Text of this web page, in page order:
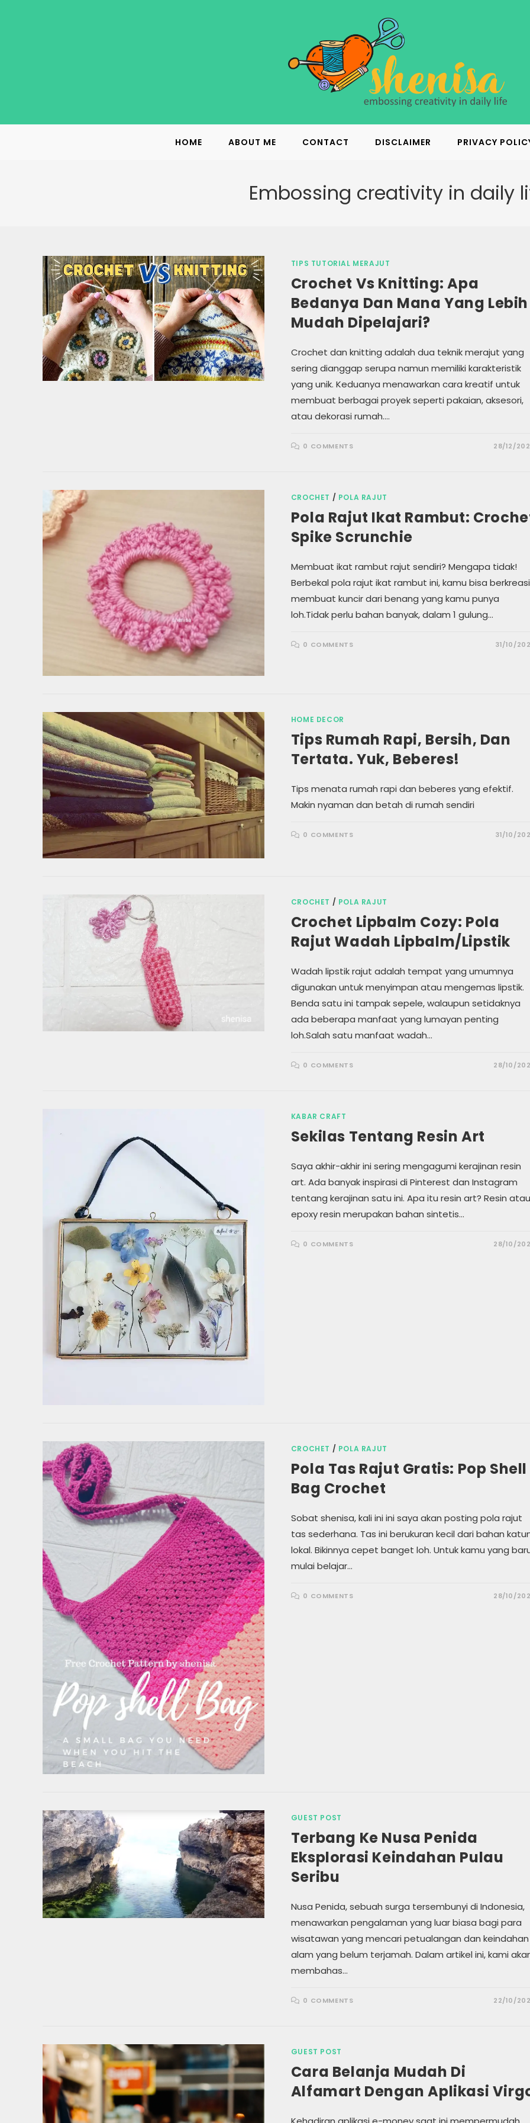
HOME ABOUT ME CONTACT DISCLAIMER PRIVACY
Embossing creativity in daily
TIPS TUTORIAL MERAJUT
Crochet Vs Knitting: Apa
Bedanya Dan Mana Yang Lebih
Mudah Dipelajari?
Crochet dan knitting adalah dua teknik merajut yang
sering dianggap serupa namun memiliki karakteristik
yang unik. Keduanya menawarkan cara kreatif untuk
membuat berbagai proyek seperti pakaian, aksesori,
atau dekorasi rumah.…
0 COMMENTS 28/12/
CROCHET / POLA RAJUT
Pola Rajut Ikat Rambut:
Spike Scrunchie
Membuat ikat rambut rajut sendiri? Mengapa tidak!
Berbekal pola rajut ikat rambut ini, kamu bisa berkreasi
membuat kuncir dari benang yang kamu punya
loh.Tidak perlu bahan banyak, dalam 1 gulung…
0 COMMENTS 31/10/
HOME DECOR
Tips Rumah Rapi, Bersih, Dan
Tertata. Yuk, Beberes!
Tips menata rumah rapi dan beberes yang efektif.
Makin nyaman dan betah di rumah sendiri
0 COMMENTS 31/10/
CROCHET / POLA RAJUT
Crochet Lipbalm Cozy: Pola
Rajut Wadah Lipbalm/Lipstik
Wadah lipstik rajut adalah tempat yang umumnya
digunakan untuk menyimpan atau mengemas lipstik.
Benda satu ini tampak sepele, walaupun setidaknya
ada beberapa manfaat yang lumayan penting
loh.Salah satu manfaat wadah…
0 COMMENTS 28/10/
KABAR CRAFT
Sekilas Tentang Resin Art
Saya akhir-akhir ini sering mengagumi kerajinan resin
art. Ada banyak inspirasi di Pinterest dan Instagram
tentang kerajinan satu ini. Apa itu resin art? Resin atau
epoxy resin merupakan bahan sintetis…
0 COMMENTS 28/10/
CROCHET / POLA RAJUT
Pola Tas Rajut Gratis: Pop Shell
Bag Crochet
Sobat shenisa, kali ini ini saya akan posting pola rajut
tas sederhana. Tas ini berukuran kecil dari bahan
lokal. Bikinnya cepet banget loh. Untuk kamu yang
mulai belajar…
0 COMMENTS 28/10/
GUEST POST
Terbang Ke Nusa Penida
Eksplorasi Keindahan Pulau
Seribu
Nusa Penida, sebuah surga tersembunyi di Indonesia,
menawarkan pengalaman yang luar biasa bagi para
wisatawan yang mencari petualangan dan keindahan
alam yang belum terjamah. Dalam artikel ini, kami
membahas…
0 COMMENTS 22/10/
GUEST POST
Cara Belanja Mudah Di
Alfamart Dengan Aplikasi